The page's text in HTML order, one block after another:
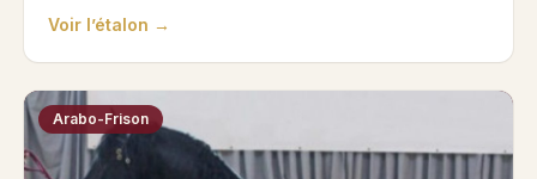
Voir l’étalon →
Arabo-Frison